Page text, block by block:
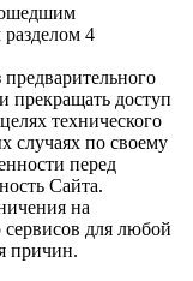
4
прекращать доступ
технического
случаях по своему
перед
Сайта.
на
для любой
причин.